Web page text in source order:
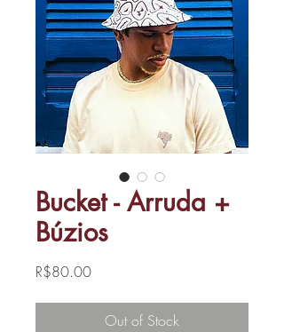
Bucket - Arruda +
Búzios
R$80.00Price
Out of Stock